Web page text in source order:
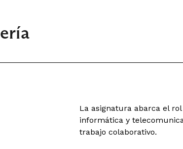
La asignatura abarca el
informática y
trabajo colaborativo.